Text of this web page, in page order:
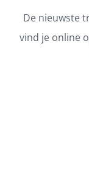
De nieuwste
vind je online